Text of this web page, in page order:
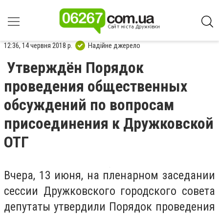
12:36, 14 червня 2018 р. Надійне джерело
Утверждён Порядок
проведения общественных
обсуждений по вопросам
присоединения к Дружковской
ОТГ
Вчера, 13 июня, на пленарном заседании
сессии Дружковского городского совета
депутаты утвердили Порядок проведения